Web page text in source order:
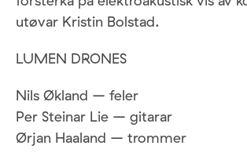
utøvar Kristin Bolstad.
LUMEN DRONES
Nils Økland – feler
Per Steinar Lie – gitarar
Ørjan Haaland – trommer